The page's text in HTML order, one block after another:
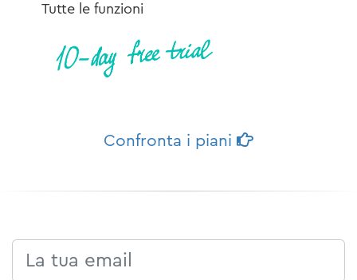
Tutte le funzioni
Confronta i piani